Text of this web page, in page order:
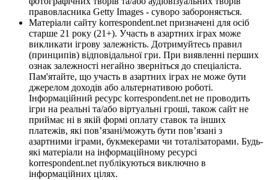
правовласника Getty Images - суворо забороняється.
Матеріали сайту korrespondent.net призначені для осіб
старше 21 року (21+). Участь в азартних іграх може
викликати ігрову залежність. Дотримуйтесь правил
(принципів) відповідальної гри. При виявленні перших
ознак залежності негайно зверніться до спеціаліста.
Пам'ятайте, що участь в азартних іграх не може бути
джерелом доходів або альтернативою роботі.
Інформаційний ресурс korrespondent.net не проводить
ігри на реальні та/або віртуальні гроші, також сайт не
приймає ні в якій формі оплату ставок та інших
платежів, які пов’язані/можуть бути пов’язані з
азартними іграми, букмекерами чи тоталізаторами. Будь-
які матеріали на інформаційному ресурсі
korrespondent.net публікуються виключно в
інформаційних цілях.